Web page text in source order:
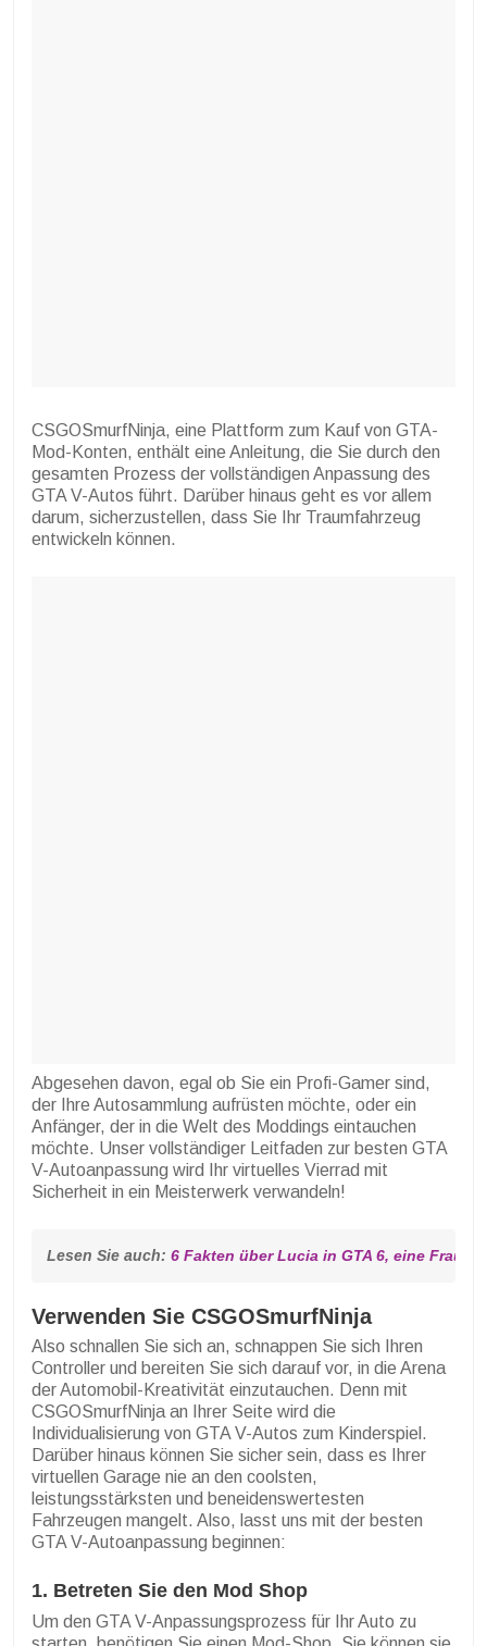
CSGOSmurfNinja, eine Plattform zum Kauf von GTA-
Mod-Konten, enthält eine Anleitung, die Sie durch den
gesamten Prozess der vollständigen Anpassung des
GTA V-Autos führt. Darüber hinaus geht es vor allem
darum, sicherzustellen, dass Sie Ihr Traumfahrzeug
entwickeln können.
Abgesehen davon, egal ob Sie ein Profi-Gamer sind,
der Ihre Autosammlung aufrüsten möchte, oder ein
Anfänger, der in die Welt des Moddings eintauchen
möchte. Unser vollständiger Leitfaden zur besten GTA
V-Autoanpassung wird Ihr virtuelles Vierrad mit
Sicherheit in ein Meisterwerk verwandeln!
Lesen Sie auch: 6 Fakten über Lucia in GTA 6, eine Frau
Verwenden Sie CSGOSmurfNinja
Also schnallen Sie sich an, schnappen Sie sich Ihren
Controller und bereiten Sie sich darauf vor, in die Arena
der Automobil-Kreativität einzutauchen. Denn mit
CSGOSmurfNinja an Ihrer Seite wird die
Individualisierung von GTA V-Autos zum Kinderspiel.
Darüber hinaus können Sie sicher sein, dass es Ihrer
virtuellen Garage nie an den coolsten,
leistungsstärksten und beneidenswertesten
Fahrzeugen mangelt. Also, lasst uns mit der besten
GTA V-Autoanpassung beginnen:
1. Betreten Sie den Mod Shop
Um den GTA V-Anpassungsprozess für Ihr Auto zu